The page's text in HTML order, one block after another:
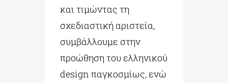
και τιμώντας τη
σχεδιαστική αριστεία,
συμβάλλουμε στην
προώθηση του ελληνικού
design παγκοσμίως, ενώ